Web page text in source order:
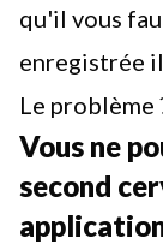
qu'il vous
enregistrée il
Le problème
Vous ne
second